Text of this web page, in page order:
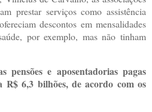
prestar serviços como assistência
descontos em mensalidades
por exemplo, mas não tinham
pensões e aposentadorias pagas
R$ 6,3 bilhões, de acordo com os